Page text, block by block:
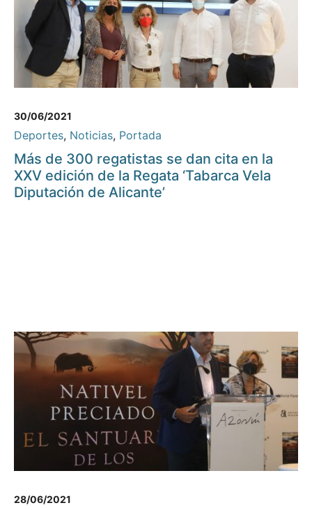
30/06/2021
Deportes, Noticias, Portada
Más de 300 regatistas se dan cita en la
XXV edición de la Regata ‘Tabarca Vela
Diputación de Alicante’
28/06/2021